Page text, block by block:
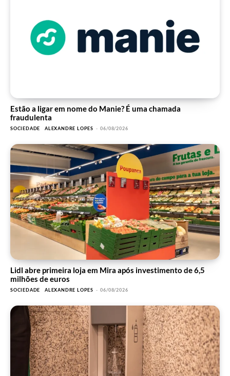
Estão a ligar em nome do Manie? É uma chamada
fraudulenta
SOCIEDADE ALEXANDRE LOPES - 06/08/2026
Lidl abre primeira loja em Mira após investimento de 6,5
milhões de euros
SOCIEDADE ALEXANDRE LOPES - 06/08/2026